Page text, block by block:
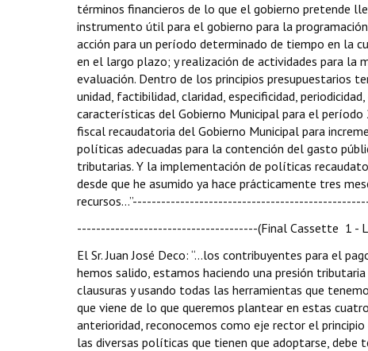
términos financieros de lo que el gobierno pretende
instrumento útil para el gobierno para la
acción para un período determinado de tiempo en la
en el largo plazo; y realización de actividades para
evaluación. Dentro de los principios presupuestarios
unidad, factibilidad, claridad, especificidad,
características del Gobierno Municipal para el
fiscal recaudatoria del Gobierno Municipal para
políticas adecuadas para la contención del gasto
tributarias. Y la implementación de políticas
desde que he asumido ya hace prácticamente tres
--------------------------------------(Final Cassette 1
El Sr. Juan José Deco: “…los contribuyentes para el
hemos salido, estamos haciendo una presión
clausuras y usando todas las herramientas que
que viene de lo que queremos plantear en estas
anterioridad, reconocemos como eje rector el
las diversas políticas que tienen que adoptarse,